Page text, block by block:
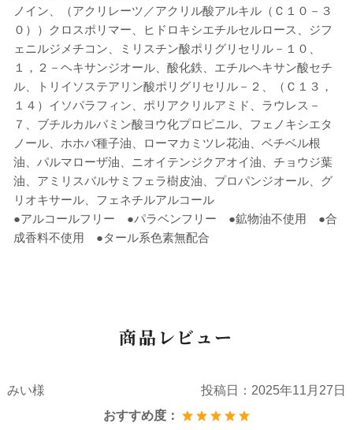
ノイン、（アクリレーツ／アクリル酸アルキル（Ｃ１０－３
０））クロスポリマー、ヒドロキシエチルセルロース、ジフ
ェニルジメチコン、ミリスチン酸ポリグリセリル－１０、
１，２－ヘキサンジオール、酸化鉄、エチルヘキサン酸セチ
ル、トリイソステアリン酸ポリグリセリル－２、（Ｃ１３，
１４）イソパラフィン、ポリアクリルアミド、ラウレス－
７、ブチルカルバミン酸ヨウ化プロピニル、フェノキシエタ
ノール、ホホバ種子油、ローマカミツレ花油、ベチベル根
油、パルマローザ油、ニオイテンジクアオイ油、チョウジ葉
油、アミリスバルサミフェラ樹皮油、プロパンジオール、グ
リオキサール、フェネチルアルコール
●アルコールフリー ●パラベンフリー ●鉱物油不使用 ●合
成香料不使用 ●タール系色素無配合
商品レビュー
みい様 投稿日： 2025年11月27日
おすすめ度：